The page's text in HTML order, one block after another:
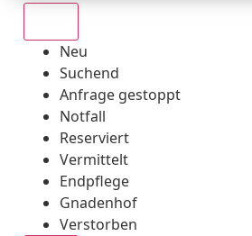
Neu
Suchend
Anfrage gestoppt
Notfall
Reserviert
Vermittelt
Endpflege
Gnadenhof
Verstorben